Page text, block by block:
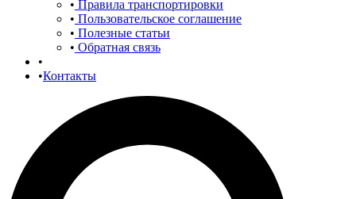
Правила транспортировки
Пользовательское соглашение
Полезные статьи
Обратная связь
Контакты